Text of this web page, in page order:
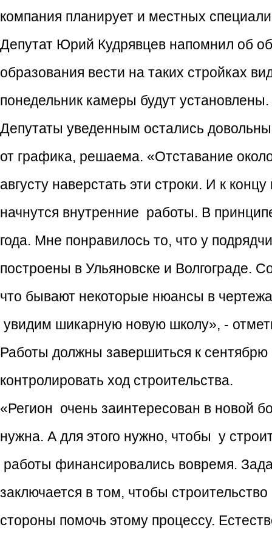
компания планирует и местных
Депутат Юрий Кудрявцев напомнил об
образования вести на таких стройках
понедельник камеры будут установлены.
Депутаты уведенным остались
от графика, решаема. «Отставание
августу наверстать эти строки. И к
начнутся внутренние работы. В
года. Мне понравилось то, что у
построены в Ульяновске и Волгограде.
что бывают некоторые нюансы в
увидим шикарную новую школу», -
Работы должны завершиться к
контролировать ход строительства.
«Регион очень заинтересован в новой
нужна. А для этого нужно, чтобы у
работы финансировались вовремя.
заключается в том, чтобы
стороны помочь этому процессу.